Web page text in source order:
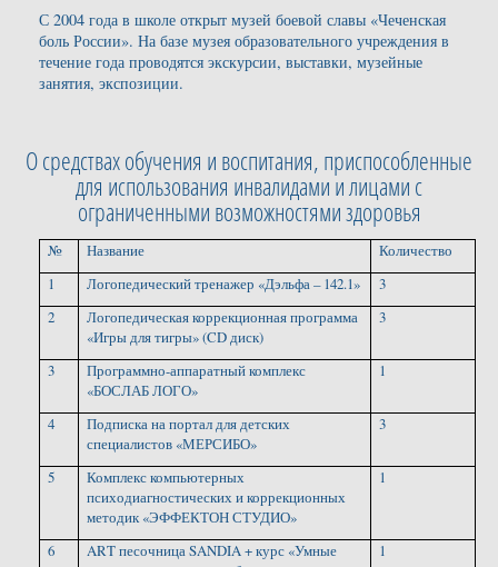
С 2004 года в школе открыт музей боевой славы «Чеченская
боль России». На базе музея образовательного учреждения в
течение года проводятся экскурсии, выставки, музейные
занятия, экспозиции.
О средствах обучения и воспитания, приспособленные
для использования инвалидами и лицами с
ограниченными возможностями здоровья
№ Название
Количество
1
Логопедический тренажер «Дэльфа – 142.1»
3
2
Логопедическая коррекционная программа
«Игры для тигры» (CD диск)
3
3
Программно-аппаратный комплекс
«БОСЛАБ ЛОГО»
1
4
Подписка на портал для детских
специалистов «МЕРСИБО»
3
5
Комплекс компьютерных
психодиагностических и коррекционных
методик «ЭФФЕКТОН СТУДИО»
1
6
ART песочница SANDIA + курс «Умные
1